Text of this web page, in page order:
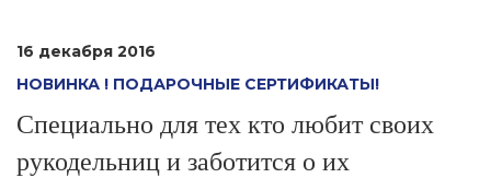
16 декабря 2016
НОВИНКА ! ПОДАРОЧНЫЕ СЕРТИФИКАТЫ!
Специально для тех кто любит своих
рукодельниц и заботится о их